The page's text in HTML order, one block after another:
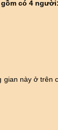
có 4
này ở trên